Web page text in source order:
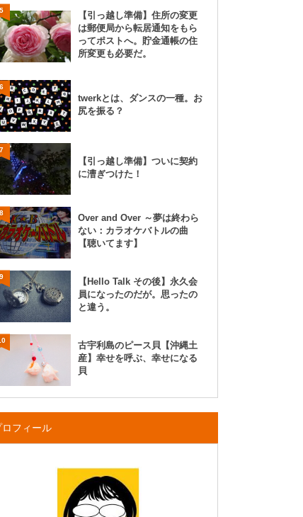
5
【引っ越し準備】住所の変更
は郵便局から転居通知をもら
ってポストへ。貯金通帳の住
所変更も必要だ。
6
twerkとは、ダンスの一種。お
尻を振る？
7
【引っ越し準備】ついに契約
に漕ぎつけた！
8
Over and Over ～夢は終わら
ない：カラオケバトルの曲
【聴いてます】
9
【Hello Talk その後】永久会
員になったのだが。思ったの
と違う。
古宇利島のピース貝【沖縄土
産】幸せを呼ぶ、幸せになる
貝
ロフィール